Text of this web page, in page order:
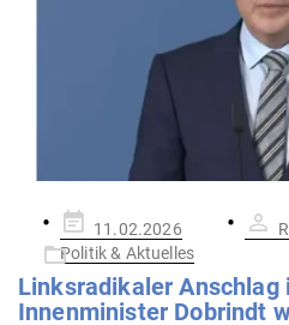
Gepostet
am
11.02.2026
Politik & Aktuelles
Links­ra­di­kaler Anschlag
Innen­mi­nister Dob­rindt